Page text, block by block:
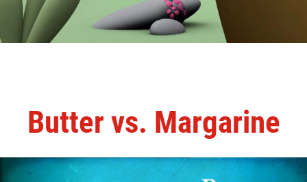
Butter vs. Margarine